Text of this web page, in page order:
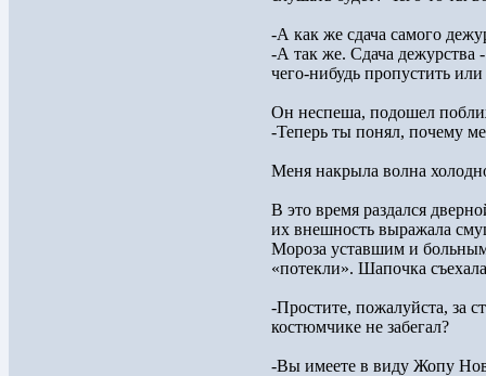
-А как же сдача самого
-А так же. Сдача дежурства
чего-нибудь пропустить или
Он неспеша, подошел
-Теперь ты понял, почему
Меня накрыла волна
В это время раздался
их внешность выражала
Мороза уставшим и
«потекли». Шапочка
-Простите, пожалуйста, за
костюмчике не забегал?
-Вы имеете в виду Жопу